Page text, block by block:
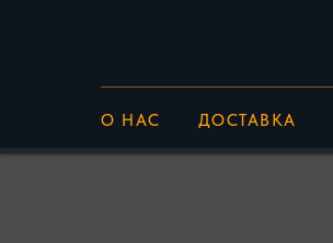
О НАС ДОСТАВКА